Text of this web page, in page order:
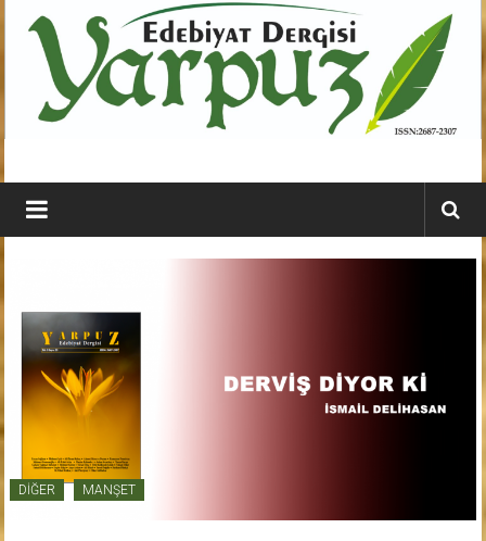
geç
YARPUZ
Edebiyat
En
Etkili
Edebiyat
Dergisi
DİĞER MANŞET